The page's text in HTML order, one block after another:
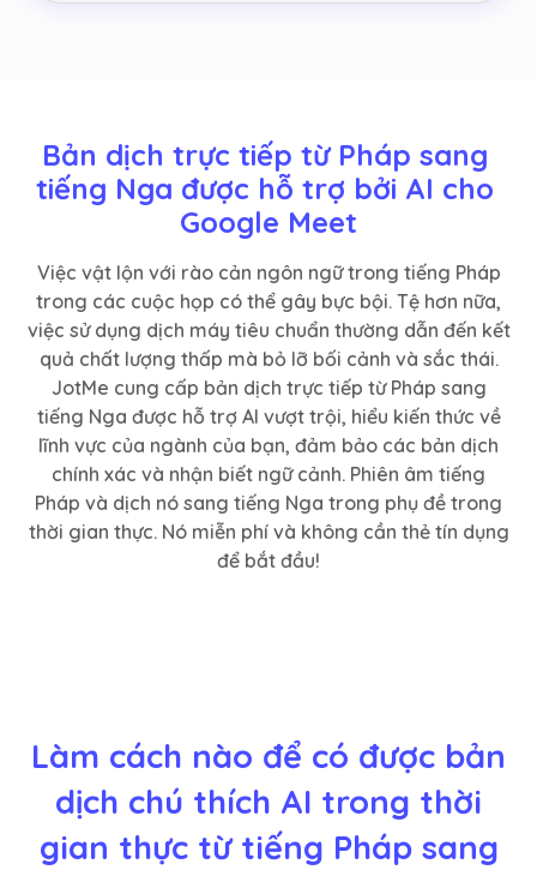
Bản dịch trực tiếp từ Pháp sang
tiếng Nga được hỗ trợ bởi AI cho
Google Meet
Việc vật lộn với rào cản ngôn ngữ trong tiếng Pháp
trong các cuộc họp có thể gây bực bội. Tệ hơn nữa,
việc sử dụng dịch máy tiêu chuẩn thường dẫn đến kết
quả chất lượng thấp mà bỏ lỡ bối cảnh và sắc thái.
JotMe cung cấp bản dịch trực tiếp từ Pháp sang
tiếng Nga được hỗ trợ AI vượt trội, hiểu kiến thức về
lĩnh vực của ngành của bạn, đảm bảo các bản dịch
chính xác và nhận biết ngữ cảnh. Phiên âm tiếng
Pháp và dịch nó sang tiếng Nga trong phụ đề trong
thời gian thực. Nó miễn phí và không cần thẻ tín dụng
để bắt đầu!
Làm cách nào để có được bản
dịch chú thích AI trong thời
gian thực từ tiếng Pháp sang